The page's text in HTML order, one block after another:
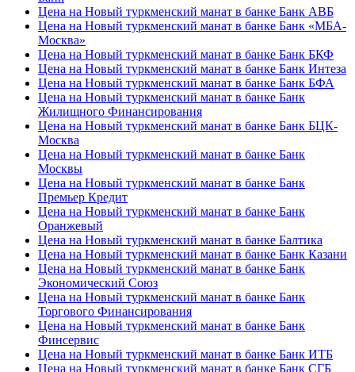
Цена на Новый туркменский манат в банке Банк АВБ
Цена на Новый туркменский манат в банке Банк «МБА-
Москва»
Цена на Новый туркменский манат в банке Банк БКФ
Цена на Новый туркменский манат в банке Банк Интеза
Цена на Новый туркменский манат в банке Банк БФА
Цена на Новый туркменский манат в банке Банк
Жилищного Финансирования
Цена на Новый туркменский манат в банке Банк БЦК-
Москва
Цена на Новый туркменский манат в банке Банк
Москвы
Цена на Новый туркменский манат в банке Банк
Премьер Кредит
Цена на Новый туркменский манат в банке Банк
Оранжевый
Цена на Новый туркменский манат в банке Балтика
Цена на Новый туркменский манат в банке Банк Казани
Цена на Новый туркменский манат в банке Банк
Экономический Союз
Цена на Новый туркменский манат в банке Банк
Торгового Финансирования
Цена на Новый туркменский манат в банке Банк
Финсервис
Цена на Новый туркменский манат в банке Банк ИТБ
Цена на Новый туркменский манат в банке Банк СГБ